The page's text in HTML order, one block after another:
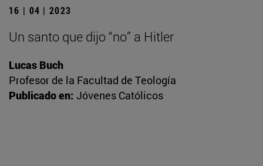
16 | 04 | 2023
Un santo que dijo “no” a Hitler
Lucas Buch
Profesor de la Facultad de Teología
Publicado en: Jóvenes Católicos